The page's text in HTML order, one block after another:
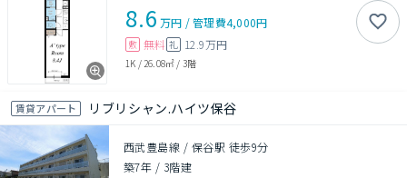
8.6 万円 /管理費4,000円
敷 無料 礼 12.9万円
1K / 26.08㎡ / 3階
賃貸アパート リブリシャン.ハイツ保谷
西武豊島線 / 保谷駅 徒歩9分
築7年 / 3階建